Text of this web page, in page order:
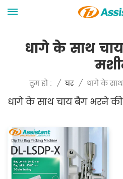
धागे के साथ
तुम हो : / घर / धागे के
धागे के साथ चाय बैग भरने